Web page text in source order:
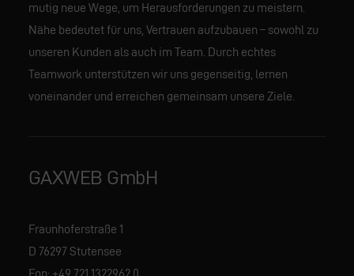
mutig neue Wege, um Herausforderungen zu meistern.
Nähe bedeutet für uns, Vertrauen aufzubauen – sowohl zu
unseren Kunden als auch im Team. Durch echtes
Teamwork unterstützen wir uns gegenseitig, lernen
voneinander und erreichen gemeinsam unsere Ziele.
GAXWEB GmbH
Fraunhoferstraße 1
D 76297 Stutensee
Fon: +49 721 1322962 0